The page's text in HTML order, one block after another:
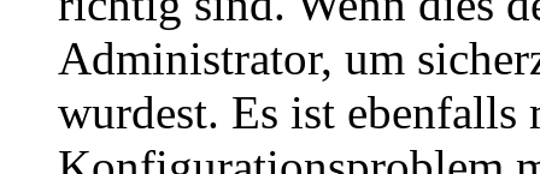
Administrator, um
wurdest. Es ist ebenfalls